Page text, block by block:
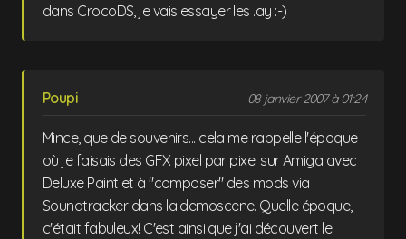
dans CrocoDS, je vais essayer les .ay :-)
Poupi 08 janvier 2007 à 01:24
Mince, que de souvenirs... cela me rappelle l'époque
où je faisais des GFX pixel par pixel sur Amiga avec
Deluxe Paint et à "composer" des mods via
Soundtracker dans la demoscene. Quelle époque,
c'était fabuleux! C'est ainsi que j'ai découvert le